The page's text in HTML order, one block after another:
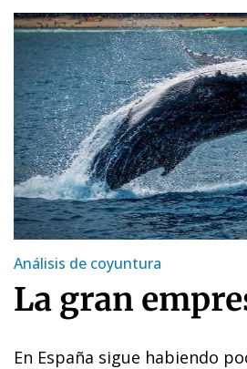
Análisis de coyuntura
La gran
En España sigue habiendo